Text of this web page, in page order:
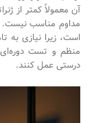
آن معمولاً کمتر از
مداوم مناسب نیست.
است، زیرا نیازی به
منظم و تست دوره‌ای
درستی عمل کنند.